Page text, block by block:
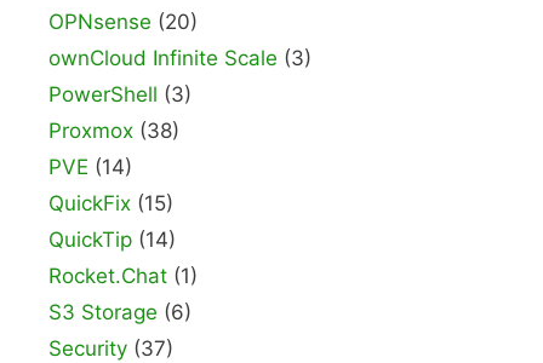
OPNsense (20)
ownCloud Infinite Scale (3)
PowerShell (3)
Proxmox (38)
PVE (14)
QuickFix (15)
QuickTip (14)
Rocket.Chat (1)
S3 Storage (6)
Security (37)